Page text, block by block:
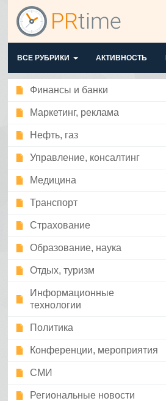
ВСЕ РУБРИКИ АКТИВНОСТЬ
Финансы и банки
Маркетинг, реклама
Нефть, газ
Управление, консалтинг
Медицина
Транспорт
Страхование
Образование, наука
Отдых, туризм
Информационные
технологии
Политика
Конференции, мероприятия
СМИ
Региональные новости